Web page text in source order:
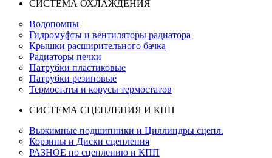
СИСТЕМА ОХЛАЖДЕНИЯ
Водопомпы
Гидромуфты и вентиляторы радиатора
Крышки расширительного бачка
Радиаторы печки
Патрубки пластиковые
Патрубки резиновые
Термостаты и корусы термостатов
СИСТЕМА СЦЕПЛЕНИЯ И КПП
Выжимные подшипники и Циллиндры сцепл.
Корзины и Диски сцепления
РАЗНОЕ по сцеплению и КПП